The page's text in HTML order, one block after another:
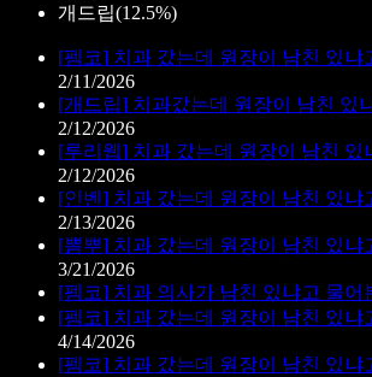
개드립(12.5%)
[펨코] 치과 갔는데 원장이 남친 있냐
2/11/2026
[개드립] 치과갔는데 원장이 남친 있
2/12/2026
[루리웹] 치과 갔는데 원장이 남친 있
2/12/2026
[인벤 ] 치과 갔는데 원장이 남친 있냐
2/13/2026
[뽐뿌] 치과 갔는데 원장이 남친 있냐
3/21/2026
[펨코] 치과 의사가 남친 있냐고 물어
[펨코] 치과 갔는데 원장이 남친 있냐
4/14/2026
[펨코] 치과 갔는데 원장이 남친 있냐